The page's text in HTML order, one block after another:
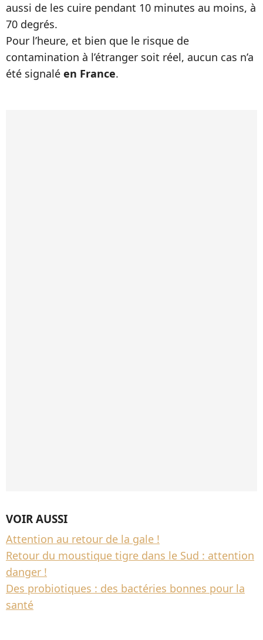
aussi de les cuire pendant 10 minutes au moins, à
70 degrés.
Pour l’heure, et bien que le risque de
contamination à l’étranger soit réel, aucun cas n’a
été signalé en France.
VOIR AUSSI
Attention au retour de la gale !
Retour du moustique tigre dans le Sud : attention
danger !
Des probiotiques : des bactéries bonnes pour la
santé